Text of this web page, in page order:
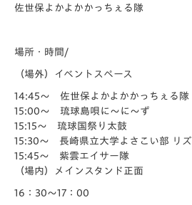
佐世保よかよかかっちぇる隊
場所・時間/
（場外）イベントスペース
14:45～ 佐世保よかよかかっちぇる隊
15:00～ 琉球島唄に～に～ず
15:15～ 琉球国祭り太鼓
15:30～ 長崎県立大学よさこい部 リズ
15:45～ 紫雲エイサー隊
（場内）メインスタンド正面
16：30～17：00